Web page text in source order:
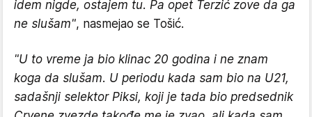
idem nigde, ostajem tu. Pa opet Terzić zove da ga
ne slušam", nasmejao se Tošić.
"U to vreme ja bio klinac 20 godina i ne znam
koga da slušam. U periodu kada sam bio na U21,
sadašnji selektor Piksi, koji je tada bio predsednik